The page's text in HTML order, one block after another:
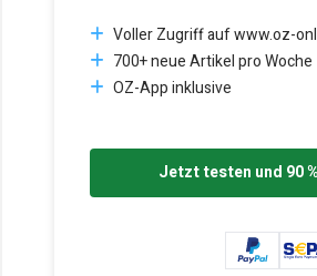
Voller Zugriff auf www.oz-
700+ neue Artikel pro Woche
OZ-App inklusive
Jetzt testen und 90